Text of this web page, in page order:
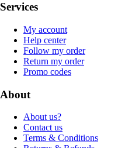
Services
My account
Help center
Follow my order
Return my order
Promo codes
About
About us?
Contact us
Terms & Conditions